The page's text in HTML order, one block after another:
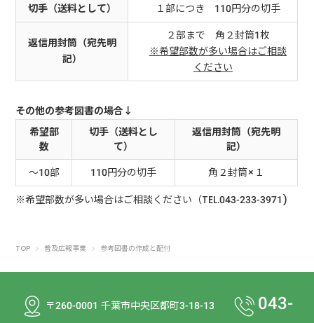
切手（送料として）
１部につき 110円分の切手
返信用封筒（宛先明
記）
２部まで 角２封筒1枚
※希望部数が多い場合はご相談
ください
その他の参考図書の場合↓
希望部
数
切手（送料とし
て）
返信用封筒（宛先明
記）
～10部
110円分の切手
角２封筒×１
※希望部数が多い場合はご相談ください（TEL.043-233-3971)
TOP 普及広報事業 参考図書の作成と配付
〒260-0001 千葉市中央区都町3-18-13
043-